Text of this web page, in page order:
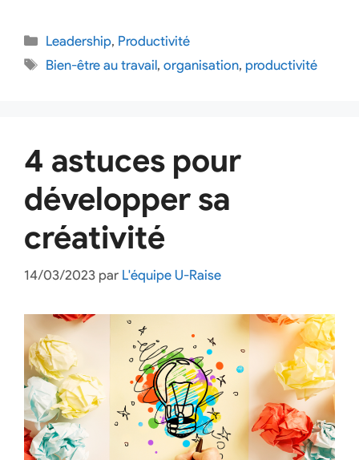
Leadership, Productivité
Bien-être au travail,organisation,productivité
4 astuces pour
développer sa
créativité
14/03/2023 par L'équipe U-Raise